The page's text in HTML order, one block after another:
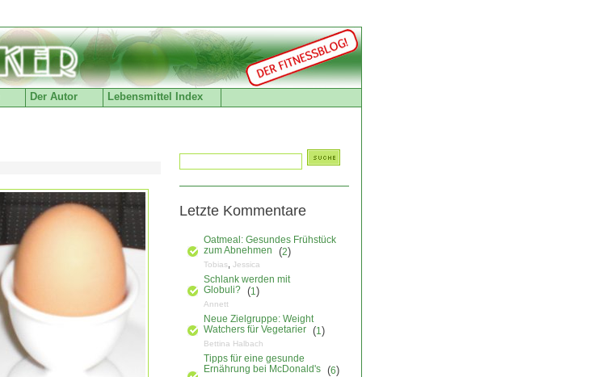
Der Autor Lebensmittel Index
Letzte Kommentare
Oatmeal: Gesundes Frühstück
zum Abnehmen (2)
Tobias Jessica
Schlank werden mit
Globuli? (1 )
Annett
Neue Zielgruppe: Weight
Watchers für Vegetarier (1 )
Bettina Halbach
Tipps für eine gesunde
Ernährung bei McDonald's (6)